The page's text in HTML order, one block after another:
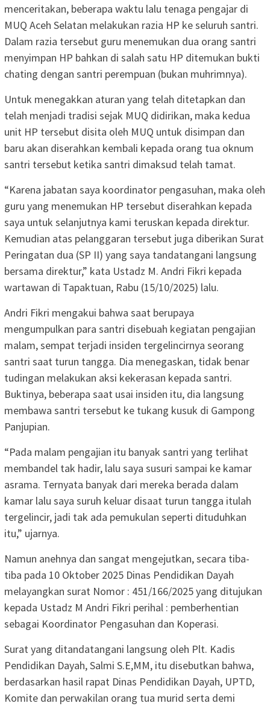
menceritakan, beberapa waktu lalu tenaga pengajar di
MUQ Aceh Selatan melakukan razia HP ke seluruh santri.
Dalam razia tersebut guru menemukan dua orang santri
menyimpan HP bahkan di salah satu HP ditemukan bukti
chating dengan santri perempuan (bukan muhrimnya).
Untuk menegakkan aturan yang telah ditetapkan dan
telah menjadi tradisi sejak MUQ didirikan, maka kedua
unit HP tersebut disita oleh MUQ untuk disimpan dan
baru akan diserahkan kembali kepada orang tua oknum
santri tersebut ketika santri dimaksud telah tamat.
“Karena jabatan saya koordinator pengasuhan, maka oleh
guru yang menemukan HP tersebut diserahkan kepada
saya untuk selanjutnya kami teruskan kepada direktur.
Kemudian atas pelanggaran tersebut juga diberikan Surat
Peringatan dua (SP II) yang saya tandatangani langsung
bersama direktur,” kata Ustadz M. Andri Fikri kepada
wartawan di Tapaktuan, Rabu (15/10/2025) lalu.
Andri Fikri mengakui bahwa saat berupaya
mengumpulkan para santri disebuah kegiatan pengajian
malam, sempat terjadi insiden tergelincirnya seorang
santri saat turun tangga. Dia menegaskan, tidak benar
tudingan melakukan aksi kekerasan kepada santri.
Buktinya, beberapa saat usai insiden itu, dia langsung
membawa santri tersebut ke tukang kusuk di Gampong
Panjupian.
“Pada malam pengajian itu banyak santri yang terlihat
membandel tak hadir, lalu saya susuri sampai ke kamar
asrama. Ternyata banyak dari mereka berada dalam
kamar lalu saya suruh keluar disaat turun tangga itulah
tergelincir, jadi tak ada pemukulan seperti dituduhkan
itu,” ujarnya.
Namun anehnya dan sangat mengejutkan, secara tiba-
tiba pada 10 Oktober 2025 Dinas Pendidikan Dayah
melayangkan surat Nomor : 451/166/2025 yang ditujukan
kepada Ustadz M Andri Fikri perihal : pemberhentian
sebagai Koordinator Pengasuhan dan Koperasi.
Surat yang ditandatangani langsung oleh Plt. Kadis
Pendidikan Dayah, Salmi S.E,MM, itu disebutkan bahwa,
berdasarkan hasil rapat Dinas Pendidikan Dayah, UPTD,
Komite dan perwakilan orang tua murid serta demi